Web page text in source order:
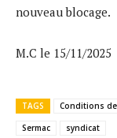
M.C le 15/11/2025
TAGS Conditions
Sermac
syndicat